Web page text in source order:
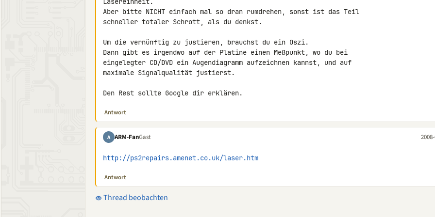
Aber bitte NICHT einfach mal so dran rumdrehen, sonst ist das Teil
schneller totaler Schrott, als du denkst.
Um die vernünftig zu justieren, brauchst du ein Oszi.
Dann gibt es irgendwo auf der Platine einen Meßpunkt, wo du bei
eingelegter CD/DVD ein Augendiagramm aufzeichnen kannst, und auf
maximale Signalqualität justierst.
Den Rest sollte Google dir erklären.
Antwort
A ARM-FanGast
http://ps2repairs.amenet.co.uk/laser.htm
Antwort
Thread beobachten